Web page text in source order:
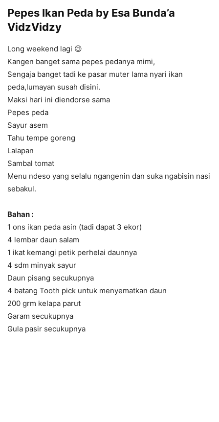
Pepes Ikan Peda by Esa Bunda’a
VidzVidzy
Long weekend lagi 😉
Kangen banget sama pepes pedanya mimi,
Sengaja banget tadi ke pasar muter lama nyari ikan
peda,lumayan susah disini.
Maksi hari ini diendorse sama
Pepes peda
Sayur asem
Tahu tempe goreng
Lalapan
Sambal tomat
Menu ndeso yang selalu ngangenin dan suka ngabisin nasi
sebakul.
Bahan :
1 ons ikan peda asin (tadi dapat 3 ekor)
4 lembar daun salam
1 ikat kemangi petik perhelai daunnya
4 sdm minyak sayur
Daun pisang secukupnya
4 batang Tooth pick untuk menyematkan daun
200 grm kelapa parut
Garam secukupnya
Gula pasir secukupnya